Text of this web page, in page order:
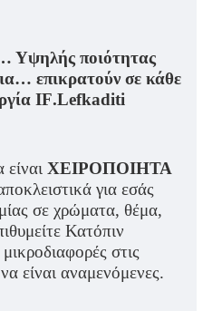
Υψηλής ποιότητας
επικρατούν σε κάθε
IF.Lefkaditi
ΧΕΙΡΟΠΟΙΗΤΑ
για εσάς
σε χρώματα, θέμα,
Κατόπιν
στις
είναι αναμενόμενες.